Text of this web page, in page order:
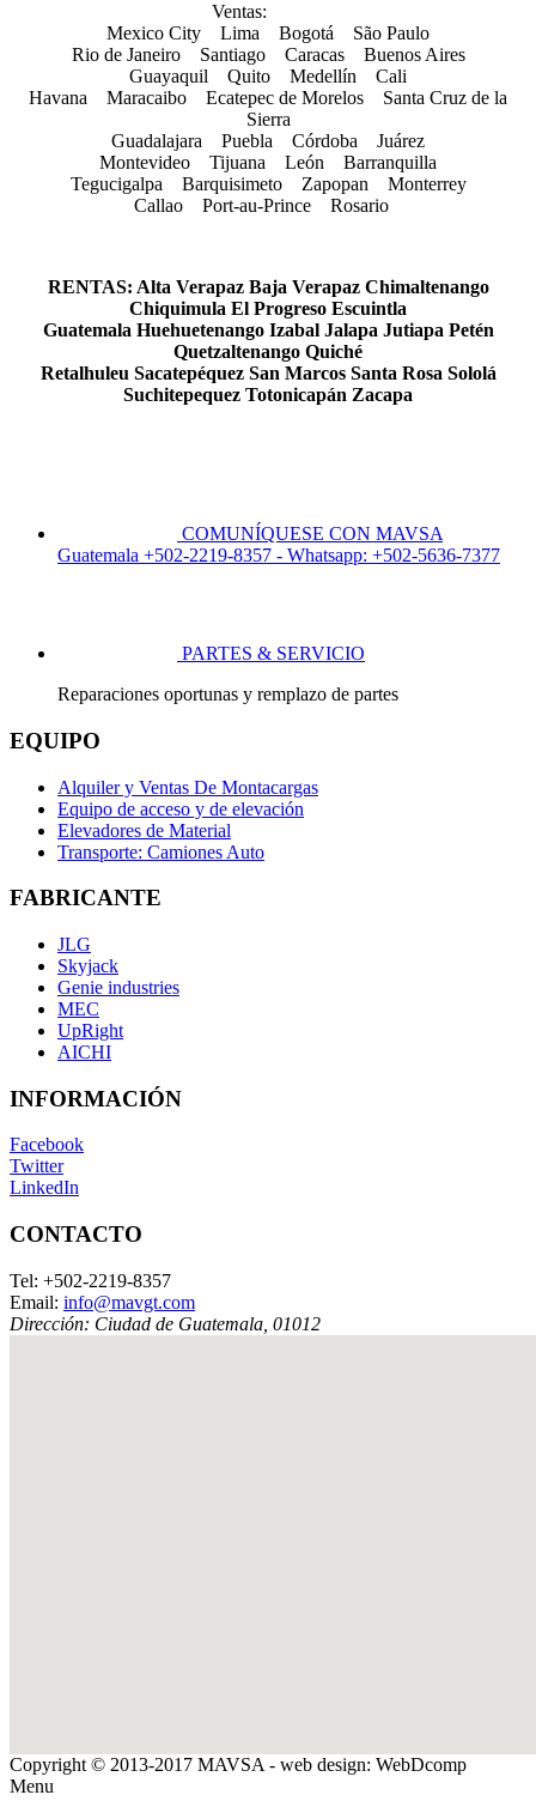
Ventas:
Mexico City Lima Bogotá São Paulo
Rio de Janeiro Santiago Caracas Buenos Aires
Guayaquil Quito Medellín Cali
Havana Maracaibo Ecatepec de Morelos Santa Cruz de la
Sierra
Guadalajara Puebla Córdoba Juárez
Montevideo Tijuana León Barranquilla
Tegucigalpa Barquisimeto Zapopan Monterrey
Callao Port-au-Prince Rosario
RENTAS: Alta Verapaz Baja Verapaz Chimaltenango
Chiquimula El Progreso Escuintla
Guatemala Huehuetenango Izabal Jalapa Jutiapa Petén
Quetzaltenango Quiché
Retalhuleu Sacatepéquez San Marcos Santa Rosa Sololá
Suchitepequez Totonicapán Zacapa
COMUNÍQUESE CON MAVSA
Guatemala +502-2219-8357 - Whatsapp: +502-5636-7377
PARTES & SERVICIO
Reparaciones oportunas y remplazo de partes
EQUIPO
Alquiler y Ventas De Montacargas
Equipo de acceso y de elevación
Elevadores de Material
Transporte: Camiones Auto
FABRICANTE
JLG
Skyjack
Genie industries
MEC
UpRight
AICHI
INFORMACIÓN
Facebook
Twitter
LinkedIn
CONTACTO
Tel: +502-2219-8357
Email: info@mavgt.com
Dirección: Ciudad de Guatemala 01012
Copyright © 2013-2017 MAVSA - web design: WebDcomp
Menu